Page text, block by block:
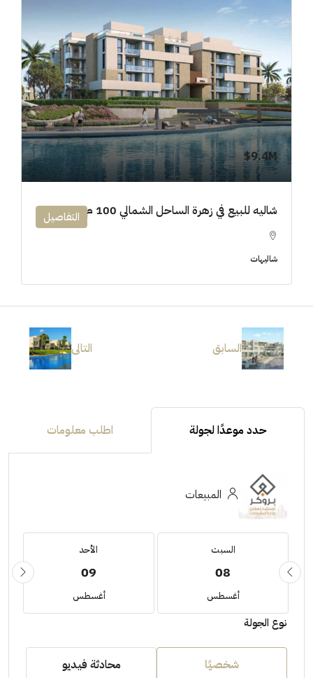
9.4M$
شاليه للبيع في زهرة الساحل الشمالي 100 م
شاليهات
التفاصيل
السابق التالى
حدد موعدًا لجولة اطلب معلومات
المبيعات
السبت
08
أغسطس
الأحد
09
أغسطس
نوع الجولة
شخصيًا محادثة فيديو